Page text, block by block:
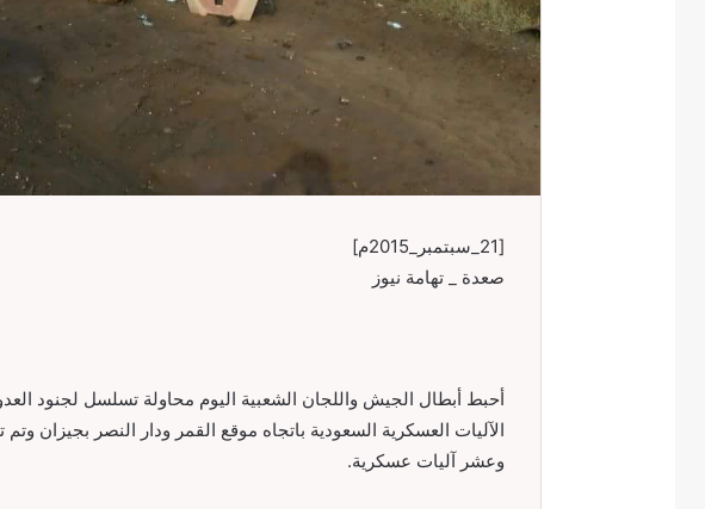
[21_سبتمبر_2015م]
صعدة _ تهامة نيوز
أحبط أبطال الجيش واللجان الشعبية اليوم محاولة تسلسل لجنود
الآليات العسكرية السعودية باتجاه موقع القمر ودار النصر بجيزان
وعشر آليات عسكرية.